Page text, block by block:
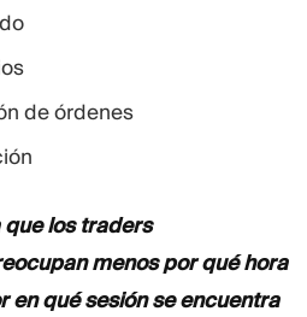
de órdenes
que los traders
menos por qué hora
en qué sesión se encuentra